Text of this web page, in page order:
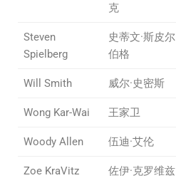
克
Steven
Spielberg
史蒂文·斯皮尔
伯格
Will Smith 威尔·史密斯
Wong Kar-Wai 王家卫
Woody Allen 伍迪·艾伦
Zoe KraVitz 佐伊·克罗维兹